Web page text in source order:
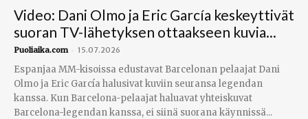
Video: Dani Olmo ja Eric García keskeyttivät
suoran TV-lähetyksen ottaakseen kuvia...
Puoliaika.com - 15.07.2026
Espanjaa MM-kisoissa edustavat Barcelonan pelaajat Dani
Olmo ja Eric García halusivat kuviin seuransa legendan
kanssa. Kun Barcelona-pelaajat haluavat yhteiskuvat
Barcelona-legendan kanssa, ei siinä suorana käynnissä...